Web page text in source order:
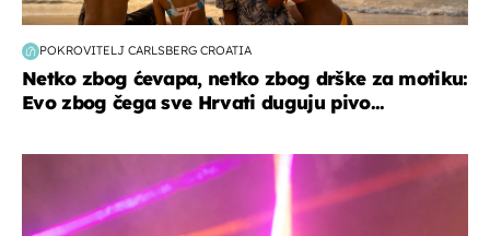
POKROVITELJ CARLSBERG CROATIA
Netko zbog ćevapa, netko zbog drške za motiku:
Evo zbog čega sve Hrvati duguju pivo...